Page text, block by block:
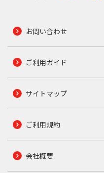
お問い合わせ
ご利用ガイド
サイトマップ
ご利用規約
会社概要